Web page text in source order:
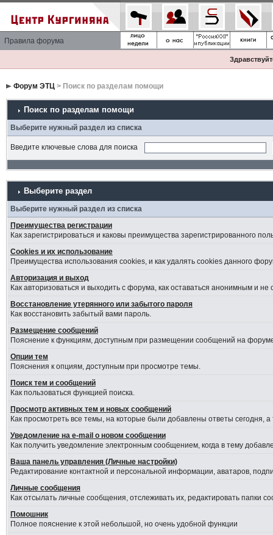
Правила форума
Форум ЭТЦ> Поиск по разделам помощи
Поиск по разделам помощи
Выберите нужный раздел из списка
Введите ключевые слова для поиска
Выберите раздел
Выберите нужный раздел из списка
Преимущества регистрации
Как зарегистрироваться и каковы преимущества зарегистрированного
Cookies и их использование
Преимущества использования cookies, и как удалять cookies данного
Авторизация и выход
Как авторизоваться и выходить с форума, как оставаться анонимным и
Восстановление утерянного или забытого пароля
Как восстановить забытый вами пароль.
Размещение сообщений
Пояснение к функциям, доступным при размещении сообщений на
Опции тем
Пояснения к опциям, доступным при просмотре темы.
Поиск тем и сообщений
Как пользоваться функцией поиска.
Просмотр активных тем и новых сообщений
Как просмотреть все темы, на которые были добавлены ответы сегодня,
Уведомление на е-mail о новом сообщении
Как получить уведомление электронным сообщением, когда в тему
Ваша панель управления (Личные настройки)
Редактирование контактной и персональной информации, аватаров,
Личные сообщения
Как отсылать личные сообщения, отслеживать их, редактировать папки
Помошник
Полное пояснение к этой небольшой, но очень удобной функции